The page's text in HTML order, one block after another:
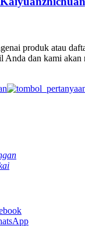
produk atau
Anda dan kami